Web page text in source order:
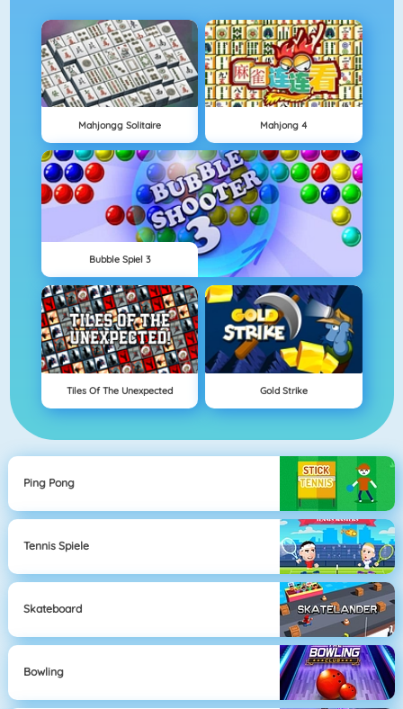
Mahjongg Solitaire Mahjong 4
Bubble Spiel 3
Tiles Of The Unexpected Gold Strike
Ping Pong
Tennis Spiele
Skateboard
Bowling